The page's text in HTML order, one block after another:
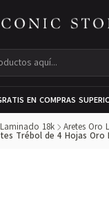
EN COMPRAS
18k Aretes Oro
Trébol de 4 Hojas Oro